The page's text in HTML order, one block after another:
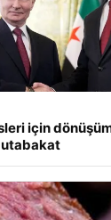
için